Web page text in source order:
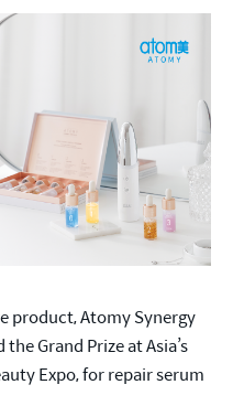
product, Atomy Synergy
Grand Prize at Asia’s
Expo, for repair serum